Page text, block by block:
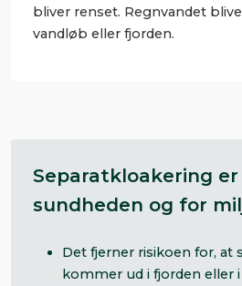
bliver renset. Regnvandet
vandløb eller fjorden.
Separatkloakering
sundheden og for
Det fjerner risikoen for, at
kommer ud i fjorden eller